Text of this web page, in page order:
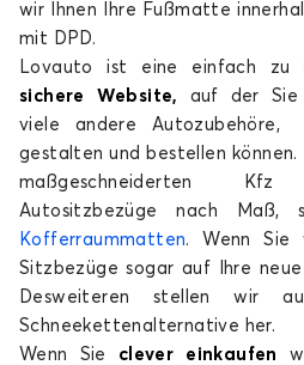
Fußmatten für
wir Ihnen Ihre Fußmatte
mit DPD.
Lovauto ist eine einfach zu
sichere Website,
auf der Sie
viele andere
gestalten und bestellen können.
maßgeschneiderten
Autositzbezüge nach Maß,
Kofferraummatten. Wenn Sie
Sitzbezüge sogar auf Ihre
Desweiteren stellen wir
Schneekettenalternative her.
Wenn Sie
clever einkaufen